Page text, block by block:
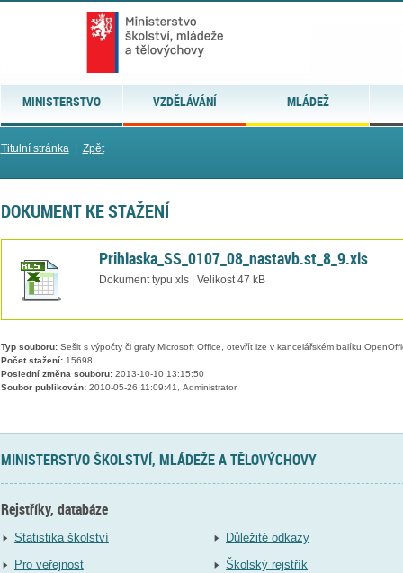
MINISTERSTVO VZDĚLÁVÁNÍ MLÁDEŽ
Titulní stránka| Zpět
DOKUMENT KE STAŽENÍ
Prihlaska_SS_0107_08_nastavb.st_8_9.xls
Dokument typu xls | Velikost 47 kB
Typ souboru:Sešit s výpočty či grafy Microsoft Office, otevřít lze v kancelářském balíku
Počet stažení:15698
Poslední změna souboru:2013-10-10 13:15:50
Soubor publikován:2010-05-26 11:09:41, Administrator
MINISTERSTVO ŠKOLSTVÍ, MLÁDEŽE A TĚLOVÝCHOVY
Rejstříky, databáze
Statistika školství
Pro veřejnost
Důležité odkazy
Školský rejstřík